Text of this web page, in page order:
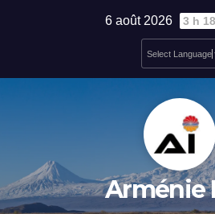
6 août 2026 3 h
Select Language
Arménie